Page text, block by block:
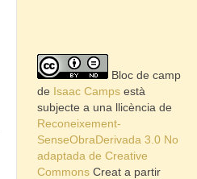
Bloc de camp
de Isaac Camps està
subjecte a una llicència de
Reconeixement-
SenseObraDerivada 3.0 No
adaptada de Creative
Commons Creat a partir